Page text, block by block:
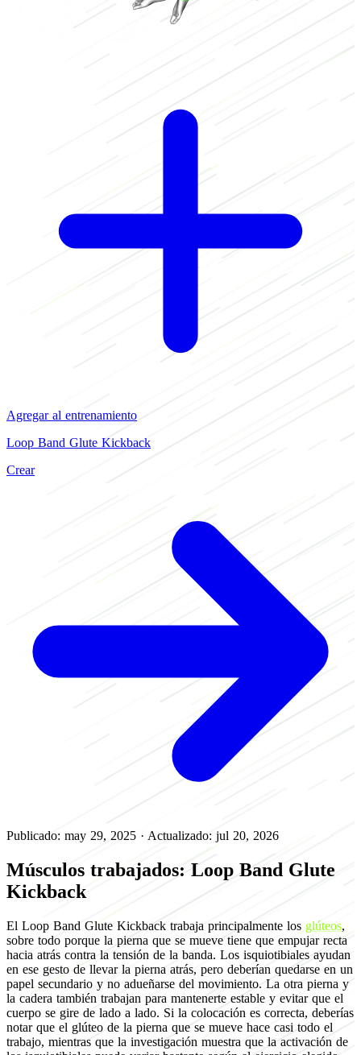
Agregar al entrenamiento
Loop Band Glute Kickback
Crear
Publicado: may 29, 2025 · Actualizado: jul 20, 2026
Músculos trabajados: Loop Band Glute
Kickback
El Loop Band Glute Kickback trabaja principalmente los glúteos,
sobre todo porque la pierna que se mueve tiene que empujar recta
hacia atrás contra la tensión de la banda. Los isquiotibiales ayudan
en ese gesto de llevar la pierna atrás, pero deberían quedarse en un
papel secundario y no adueñarse del movimiento. La otra pierna y
la cadera también trabajan para mantenerte estable y evitar que el
cuerpo se gire de lado a lado. Si la colocación es correcta, deberías
notar que el glúteo de la pierna que se mueve hace casi todo el
trabajo, mientras que la investigación muestra que la activación de